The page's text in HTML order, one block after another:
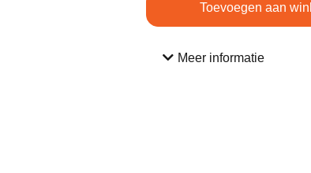
Toevoegen aan
Meer informatie